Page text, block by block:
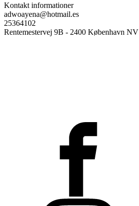
Kontakt informationer
adwoayena@hotmail.es
25364102
Rentemestervej 9B - 2400 København NV